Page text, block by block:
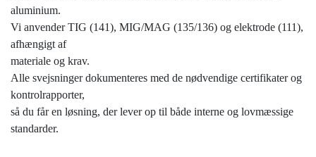
aluminium.
Vi anvender TIG (141), MIG/MAG (135/136) og elektrode (111),
afhængigt af
materiale og krav.
Alle svejsninger dokumenteres med de nødvendige certifikater og
kontrolrapporter,
så du får en løsning, der lever op til både interne og lovmæssige
standarder.